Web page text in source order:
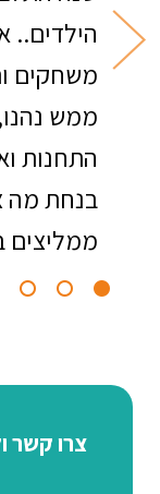
הילדים..
משחקים
ממש
התחנות
בנחת מה
ממליצים